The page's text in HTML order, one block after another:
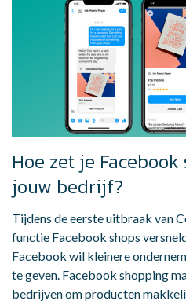
Hoe zet je
jouw bedrijf?
Tijdens de eerste uitbraak van
functie Facebook shops
Facebook wil kleinere
te geven. Facebook shopping
bedrijven om producten